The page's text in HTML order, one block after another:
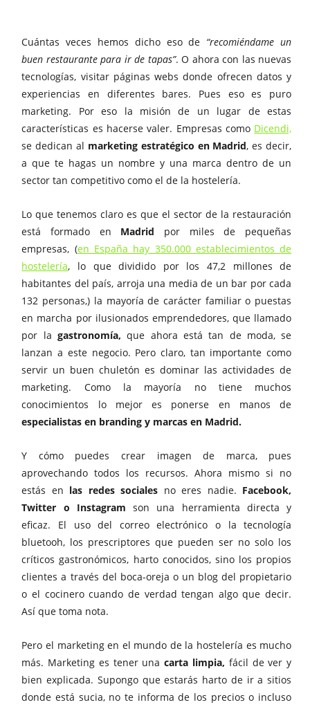
Cuántas veces hemos dicho eso de “recomiéndame un
buen restaurante para ir de tapas”. O ahora con las nuevas
tecnologías, visitar páginas webs donde ofrecen datos y
experiencias en diferentes bares. Pues eso es puro
marketing. Por eso la misión de un lugar de estas
características es hacerse valer. Empresas como Dicendi,
se dedican al marketing estratégico en Madrid, es decir,
a que te hagas un nombre y una marca dentro de un
sector tan competitivo como el de la hostelería.
Lo que tenemos claro es que el sector de la restauración
está formado en Madrid por miles de pequeñas
empresas, (en España hay 350.000 establecimientos de
hostelería, lo que dividido por los 47,2 millones de
habitantes del país, arroja una media de un bar por cada
132 personas,) la mayoría de carácter familiar o puestas
en marcha por ilusionados emprendedores, que llamado
por la gastronomía, que ahora está tan de moda, se
lanzan a este negocio. Pero claro, tan importante como
servir un buen chuletón es dominar las actividades de
marketing. Como la mayoría no tiene muchos
conocimientos lo mejor es ponerse en manos de
especialistas en branding y marcas en Madrid.
Y cómo puedes crear imagen de marca, pues
aprovechando todos los recursos. Ahora mismo si no
estás en las redes sociales no eres nadie. Facebook,
Twitter o Instagram son una herramienta directa y
eficaz. El uso del correo electrónico o la tecnología
bluetooh, los prescriptores que pueden ser no solo los
críticos gastronómicos, harto conocidos, sino los propios
clientes a través del boca-oreja o un blog del propietario
o el cocinero cuando de verdad tengan algo que decir.
Así que toma nota.
Pero el marketing en el mundo de la hostelería es mucho
más. Marketing es tener unacarta limpia, fácil de ver y
bien explicada. Supongo que estarás harto de ir a sitios
donde está sucia, no te informa de los precios o incluso